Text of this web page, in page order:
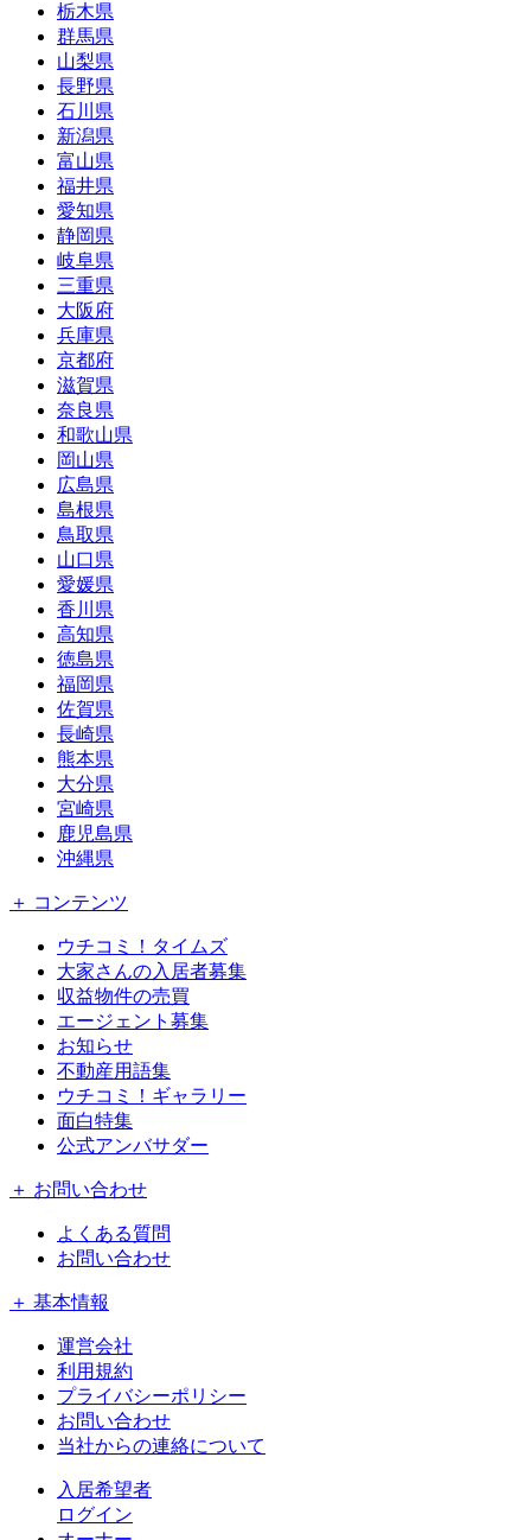
栃木県
群馬県
山梨県
長野県
石川県
新潟県
富山県
福井県
愛知県
静岡県
岐阜県
三重県
大阪府
兵庫県
京都府
滋賀県
奈良県
和歌山県
岡山県
広島県
島根県
鳥取県
山口県
愛媛県
香川県
高知県
徳島県
福岡県
佐賀県
長崎県
熊本県
大分県
宮崎県
鹿児島県
沖縄県
＋ コンテンツ
ウチコミ！タイムズ
大家さんの入居者募集
収益物件の売買
エージェント募集
お知らせ
不動産用語集
ウチコミ！ギャラリー
面白特集
公式アンバサダー
＋ お問い合わせ
よくある質問
お問い合わせ
＋ 基本情報
運営会社
利用規約
プライバシーポリシー
お問い合わせ
当社からの連絡について
入居希望者
ログイン